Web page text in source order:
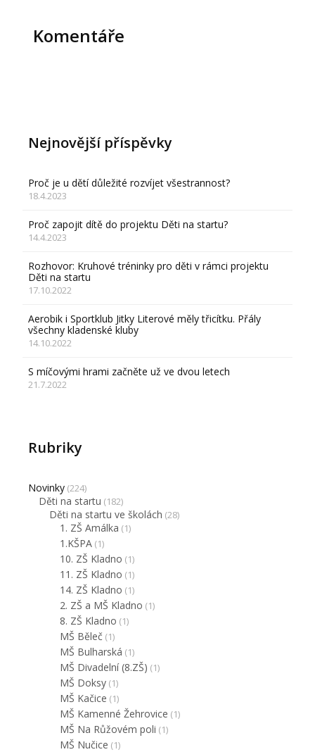
Komentáře
Nejnovější příspěvky
Proč je u dětí důležité rozvíjet všestrannost?
18.4.2023
Proč zapojit dítě do projektu Děti na startu?
14.4.2023
Rozhovor: Kruhové tréninky pro děti v rámci projektu
Děti na startu
17.10.2022
Aerobik i Sportklub Jitky Literové měly třicítku. Přály
všechny kladenské kluby
14.10.2022
S míčovými hrami začněte už ve dvou letech
21.7.2022
Rubriky
Novinky (224)
Děti na startu (182)
Děti na startu ve školách (28)
1. ZŠ Amálka (1)
1.KŠPA (1)
10. ZŠ Kladno (1)
11. ZŠ Kladno (1)
14. ZŠ Kladno (1)
2. ZŠ a MŠ Kladno (1)
8. ZŠ Kladno (1)
MŠ Běleč (1)
MŠ Bulharská (1)
MŠ Divadelní (8.ZŠ) (1)
MŠ Doksy (1)
MŠ Kačice (1)
MŠ Kamenné Žehrovice (1)
MŠ Na Růžovém poli (1)
MŠ Nučice (1)